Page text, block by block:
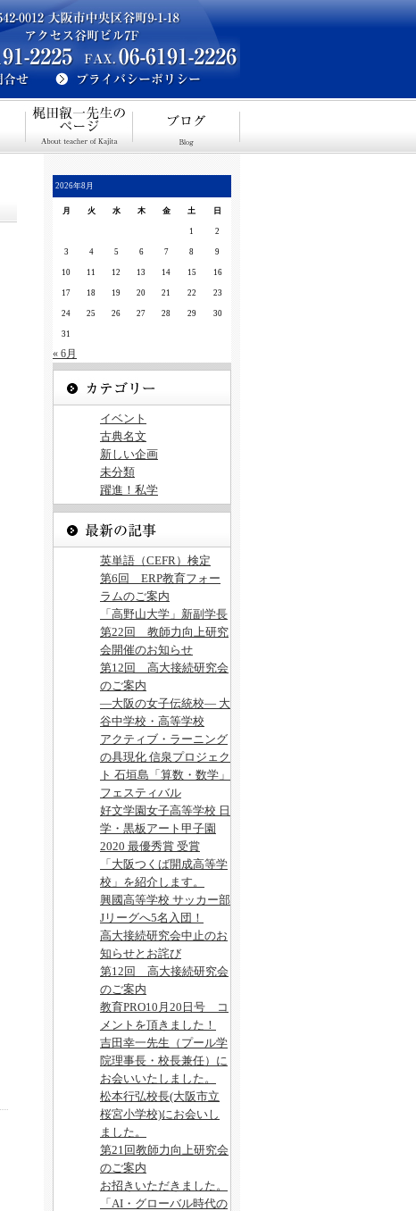
2026年8月
月 火 水 木 金 土 日
1 2
3 4 5 6 7 8 9
10 11 12 13 14 15 16
17 18 19 20 21 22 23
24 25 26 27 28 29 30
31
« 6月
イベント
古典名文
新しい企画
未分類
躍進！私学
英単語（CEFR）検定
第6回 ERP教育フォー
ラムのご案内
「高野山大学」新副学長
第22回 教師力向上研究
会開催のお知らせ
第12回 高大接続研究会
のご案内
―大阪の女子伝統校― 大
谷中学校・高等学校
アクティブ・ラーニング
の具現化 信泉プロジェク
ト 石垣島「算数・数学」
フェスティバル
好文学園女子高等学校 日
学・黒板アート甲子園
2020 最優秀賞 受賞
「大阪つくば開成高等学
校」を紹介します。
興國高等学校 サッカー部
Jリーグへ5名入団！
高大接続研究会中止のお
知らせとお詫び
第12回 高大接続研究会
のご案内
教育PRO10月20日号 コ
メントを頂きました！
吉田幸一先生（プール学
院理事長・校長兼任）に
お会いいたしました。
松本行弘校長(大阪市立
桜宮小学校)にお会いし
ました。
第21回教師力向上研究会
のご案内
お招きいただきました。
「AI・グローバル時代の